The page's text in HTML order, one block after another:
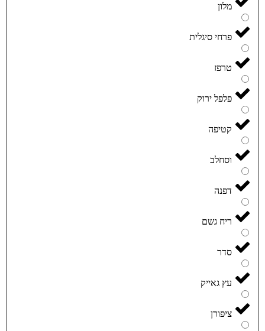
מלון
פרחי סיגלית
טרפז
פלפל ירוק
קטיפה
וסחלב
דפנה
ריח גשם
סדר
עץ גאייק
ציפורן